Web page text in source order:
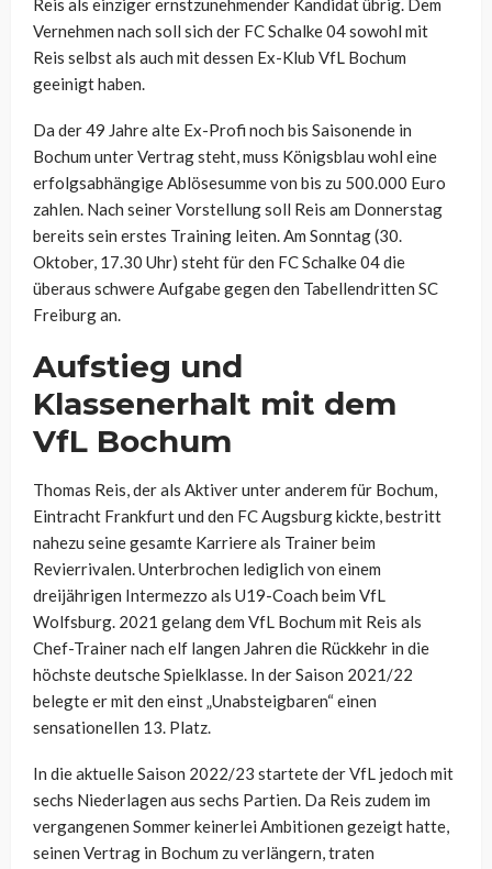
Reis als einziger ernstzunehmender Kandidat übrig. Dem
Vernehmen nach soll sich der FC Schalke 04 sowohl mit
Reis selbst als auch mit dessen Ex-Klub VfL Bochum
geeinigt haben.
Da der 49 Jahre alte Ex-Profi noch bis Saisonende in
Bochum unter Vertrag steht, muss Königsblau wohl eine
erfolgsabhängige Ablösesumme von bis zu 500.000 Euro
zahlen. Nach seiner Vorstellung soll Reis am Donnerstag
bereits sein erstes Training leiten. Am Sonntag (30.
Oktober, 17.30 Uhr) steht für den FC Schalke 04 die
überaus schwere Aufgabe gegen den Tabellendritten SC
Freiburg an.
Aufstieg und
Klassenerhalt mit dem
VfL Bochum
Thomas Reis, der als Aktiver unter anderem für Bochum,
Eintracht Frankfurt und den FC Augsburg kickte, bestritt
nahezu seine gesamte Karriere als Trainer beim
Revierrivalen. Unterbrochen lediglich von einem
dreijährigen Intermezzo als U19-Coach beim VfL
Wolfsburg. 2021 gelang dem VfL Bochum mit Reis als
Chef-Trainer nach elf langen Jahren die Rückkehr in die
höchste deutsche Spielklasse. In der Saison 2021/22
belegte er mit den einst „Unabsteigbaren“ einen
sensationellen 13. Platz.
In die aktuelle Saison 2022/23 startete der VfL jedoch mit
sechs Niederlagen aus sechs Partien. Da Reis zudem im
vergangenen Sommer keinerlei Ambitionen gezeigt hatte,
seinen Vertrag in Bochum zu verlängern, traten